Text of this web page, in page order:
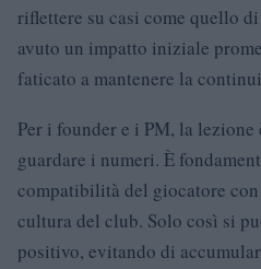
riflettere su casi come quello
avuto un impatto iniziale
faticato a mantenere la
Per i founder e i PM, la lezione
guardare i numeri. È
compatibilità del giocatore
cultura del club. Solo così si
positivo, evitando di